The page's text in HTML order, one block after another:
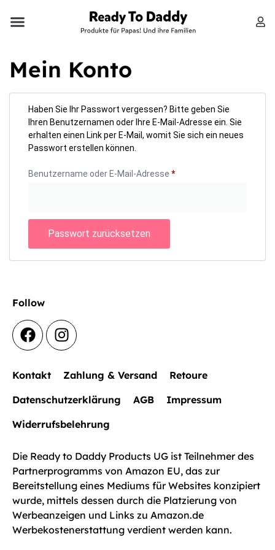
Mein Konto
Haben Sie Ihr Passwort vergessen? Bitte geben Sie
Ihren Benutzernamen oder Ihre E-Mail-Adresse ein. Sie
erhalten einen Link per E-Mail, womit Sie sich ein neues
Passwort erstellen können.
Benutzername oder E-Mail-Adresse *
Passwort zurücksetzen
Follow
Kontakt Zahlung & Versand
Retoure
Datenschutzerklärung
AGB
Impressum
Widerrufsbelehrung
Die Ready to Daddy Products UG ist Teilnehmer des
Partnerprogramms von Amazon EU, das zur
Bereitstellung eines Mediums für Websites konzipiert
wurde, mittels dessen durch die Platzierung von
Werbeanzeigen und Links zu Amazon.de
Werbekostenerstattung verdient werden kann.